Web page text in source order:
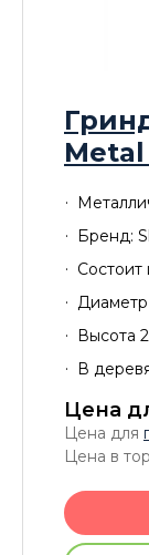
Бренд:
Состоит
Высота
В
Цена
Цена для
Цена в